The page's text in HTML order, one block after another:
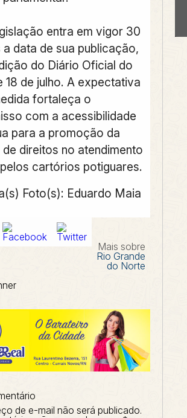
entra em vigor 30
a data de sua publicação,
do Diário Oficial do
18 de julho. A expectativa
fortaleça o
com a acessibilidade
para a promoção da
de direitos no atendimento
cartórios potiguares.
Foto(s): Eduardo Maia
Mais sobre
Rio Grande
do Norte
de e-mail não será publicado.